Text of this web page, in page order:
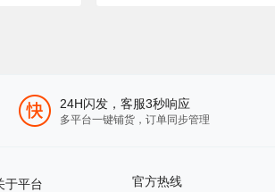
24H闪发，客服3秒响应
多平台一键铺货，订单同步管理
于平台
官方热线